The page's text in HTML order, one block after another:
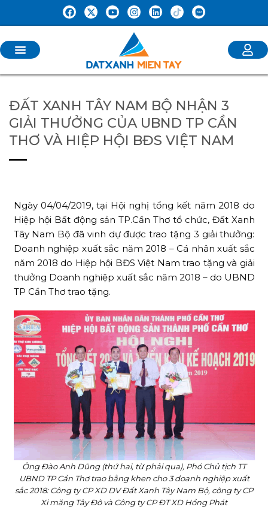
ĐẤT XANH TÂY NAM BỘ NHẬN 3
GIẢI THƯỞNG CỦA UBND TP CẦN
THƠ VÀ HIỆP HỘI BĐS VIỆT NAM
Ngày 04/04/2019, tại Hội nghị tổng kết năm 2018 do
Hiệp hội Bất động sản TP.Cần Thơ tổ chức, Đất Xanh
Tây Nam Bộ đã vinh dự được trao tặng 3 giải thưởng:
Doanh nghiệp xuất sắc năm 2018 – Cá nhân xuất sắc
năm 2018 do Hiệp hội BĐS Việt Nam trao tặng và giải
thưởng Doanh nghiệp xuất sắc năm 2018 – do UBND
TP Cần Thơ trao tặng.
Ông Đào Anh Dũng (thứ hai, từ phải qua), Phó Chủ tịch TT
UBND TP Cần Thơ trao bằng khen cho 3 doanh nghiệp xuất
sắc 2018: Công ty CP XD DV Đất Xanh Tây Nam Bộ, công ty CP
Xi măng Tây Đô và Công ty CP ĐT XD Hồng Phát